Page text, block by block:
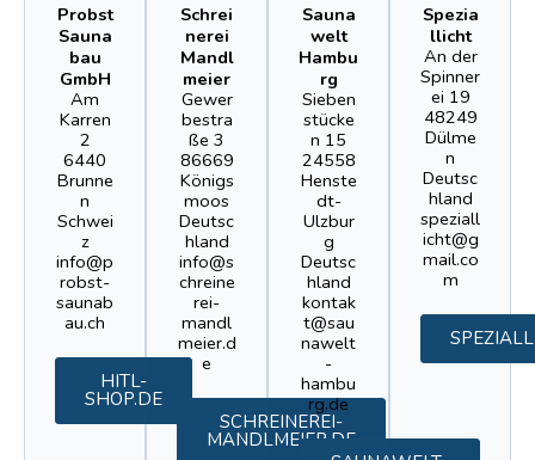
Probst
Sauna
bau
GmbH
Am
Karren
2
6440
Brunne
n
Schwei
z
info@p
robst-
saunab
au.ch
HITL-
SHOP.DE
Schrei
nerei
Mandl
meier
Gewer
bestra
ße 3
86669
Königs
moos
Deutsc
hland
info@s
chreine
rei-
mandl
meier.d
e
SCHREINEREI-
MANDLMEIER.DE
Sauna
welt
Hambu
rg
Sieben
stücke
n 15
24558
Henste
dt-
Ulzbur
g
Deutsc
hland
kontak
t@sau
nawelt
-
hambu
rg.de
Spezia
llicht
An der
Spinner
ei 19
48249
Dülme
n
Deutsc
hland
speziall
icht@g
mail.co
m